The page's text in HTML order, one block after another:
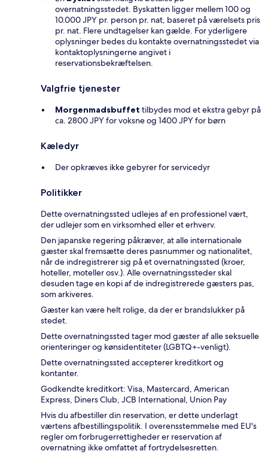
overnatningsstedet. Byskatten ligger mellem 100 og
10.000 JPY pr. person pr. nat, baseret på værelsets pris
pr. nat. Flere undtagelser kan gælde. For yderligere
oplysninger bedes du kontakte overnatningsstedet via
kontaktoplysningerne angivet i
reservationsbekræftelsen.
Valgfrie tjenester
Morgenmadsbuffet tilbydes mod et ekstra gebyr på
ca. 2800 JPY for voksne og 1400 JPY for børn
Kæledyr
Der opkræves ikke gebyrer for servicedyr
Politikker
Dette overnatningssted udlejes af en professionel vært,
der udlejer som en virksomhed eller et erhverv.
Den japanske regering påkræver, at alle internationale
gæster skal fremsætte deres pasnummer og nationalitet,
når de indregistrerer sig på et overnatningssted (kroer,
hoteller, moteller osv.). Alle overnatningssteder skal
desuden tage en kopi af de indregistrerede gæsters pas,
som arkiveres.
Gæster kan være helt rolige, da der er brandslukker på
stedet.
Dette overnatningssted tager mod gæster af alle seksuelle
orienteringer og kønsidentiteter (LGBTQ+-venligt).
Dette overnatningssted accepterer kreditkort og
kontanter.
Godkendte kreditkort: Visa, Mastercard, American
Express, Diners Club, JCB International, Union Pay
Hvis du afbestiller din reservation, er dette underlagt
værtens afbestillingspolitik. I overensstemmelse med EU's
regler om forbrugerrettigheder er reservation af
overnatning ikke omfattet af fortrydelsesretten.